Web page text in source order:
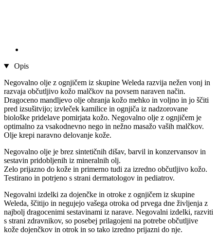
Opis
Negovalno olje z ognjičem iz skupine Weleda razvija nežen vonj in
razvaja občutljivo kožo malčkov na povsem naraven način.
Dragoceno mandljevo olje ohranja kožo mehko in voljno in jo ščiti
pred izsušitvijo; izvleček kamilice in ognjiča iz nadzorovane
biološke pridelave pomirjata kožo. Negovalno olje z ognjičem je
optimalno za vsakodnevno nego in nežno masažo vaših malčkov.
Olje krepi naravno delovanje kože.
Negovalno olje je brez sintetičnih dišav, barvil in konzervansov in
sestavin pridobljenih iz mineralnih olj.
Zelo prijazno do kože in primerno tudi za izredno občutljivo kožo.
Testirano in potrjeno s strani dermatologov in pediatrov.
Negovalni izdelki za dojenčke in otroke z ognjičem iz skupine
Weleda, ščitijo in negujejo vašega otroka od prvega dne življenja z
najbolj dragocenimi sestavinami iz narave. Negovalni izdelki, razviti
s strani zdravnikov, so posebej prilagojeni na potrebe občutljive
kože dojenčkov in otrok in so tako izredno prijazni do nje.